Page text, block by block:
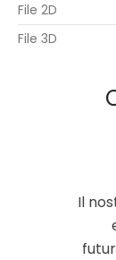
File 2D
File 3D
Il